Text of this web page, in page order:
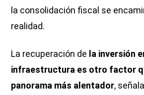
la consolidación fiscal se
realidad.
La recuperación de la inversión
infraestructura es otro factor
panorama más alentador,